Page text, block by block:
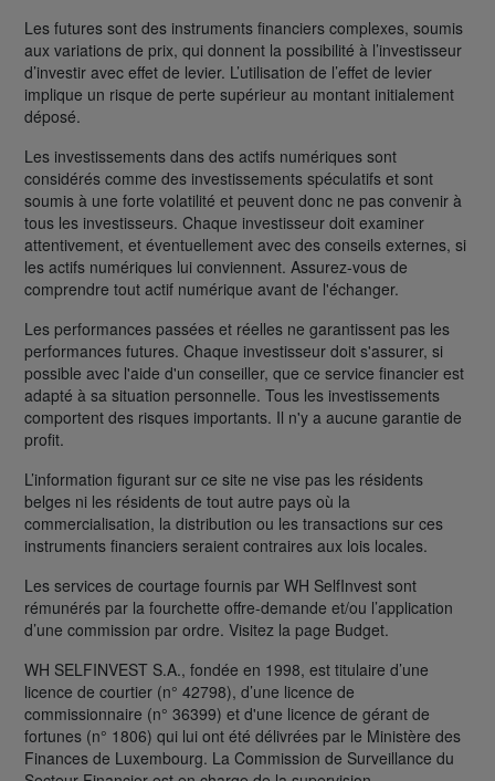
Les futures sont des instruments financiers complexes, soumis
aux variations de prix, qui donnent la possibilité à l’investisseur
d’investir avec effet de levier. L’utilisation de l’effet de levier
implique un risque de perte supérieur au montant initialement
déposé.
Les investissements dans des actifs numériques sont
considérés comme des investissements spéculatifs et sont
soumis à une forte volatilité et peuvent donc ne pas convenir à
tous les investisseurs. Chaque investisseur doit examiner
attentivement, et éventuellement avec des conseils externes, si
les actifs numériques lui conviennent. Assurez-vous de
comprendre tout actif numérique avant de l'échanger.
Les performances passées et réelles ne garantissent pas les
performances futures. Chaque investisseur doit s'assurer, si
possible avec l'aide d'un conseiller, que ce service financier est
adapté à sa situation personnelle. Tous les investissements
comportent des risques importants. Il n'y a aucune garantie de
profit.
L’information figurant sur ce site ne vise pas les résidents
belges ni les résidents de tout autre pays où la
commercialisation, la distribution ou les transactions sur ces
instruments financiers seraient contraires aux lois locales.
Les services de courtage fournis par WH SelfInvest sont
rémunérés par la fourchette offre-demande et/ou l’application
d’une commission par ordre. Visitez la page Budget.
WH SELFINVEST S.A., fondée en 1998, est titulaire d’une
licence de courtier (n° 42798), d’une licence de
commissionnaire (n° 36399) et d'une licence de gérant de
fortunes (n° 1806) qui lui ont été délivrées par le Ministère des
Finances de Luxembourg. La Commission de Surveillance du